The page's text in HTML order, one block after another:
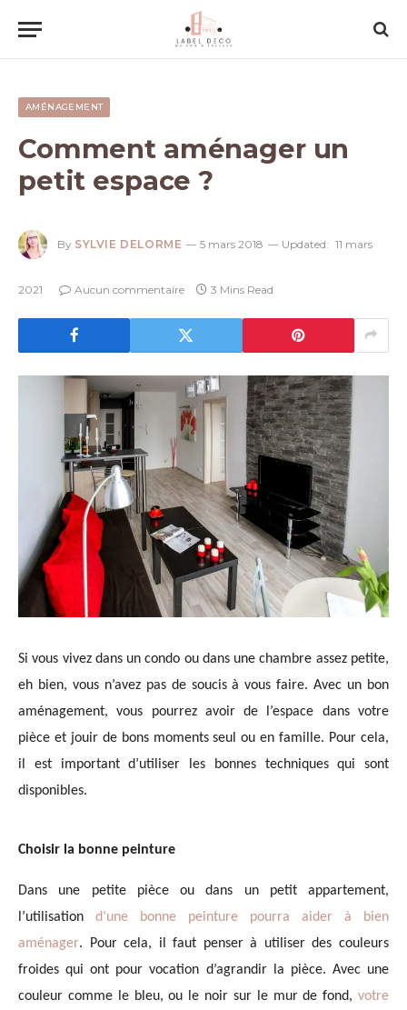
AMÉNAGEMENT
Comment aménager un
petit espace ?
By SYLVIE DELORME 5 mars 2018 Updated: 11 mars
2021 Aucun commentaire 3 Mins Read
Si vous vivez dans un condo ou dans une chambre assez petite,
eh bien, vous n’avez pas de soucis à vous faire. Avec un bon
aménagement, vous pourrez avoir de l’espace dans votre
pièce et jouir de bons moments seul ou en famille. Pour cela,
il est important d’utiliser les bonnes techniques qui sont
disponibles.
Choisir la bonne peinture
Dans une petite pièce ou dans un petit appartement,
l’utilisation d’une bonne peinture pourra aider à bien
aménager. Pour cela, il faut penser à utiliser des couleurs
froides qui ont pour vocation d’agrandir la pièce. Avec une
couleur comme le bleu, ou le noir sur le mur de fond, votre